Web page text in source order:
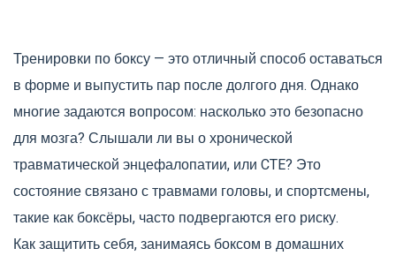
Тренировки по боксу — это отличный способ оставаться
в форме и выпустить пар после долгого дня. Однако
многие задаются вопросом: насколько это безопасно
для мозга? Слышали ли вы о хронической
травматической энцефалопатии, или CTE? Это
состояние связано с травмами головы, и спортсмены,
такие как боксёры, часто подвергаются его риску.
Как защитить себя, занимаясь боксом в домашних